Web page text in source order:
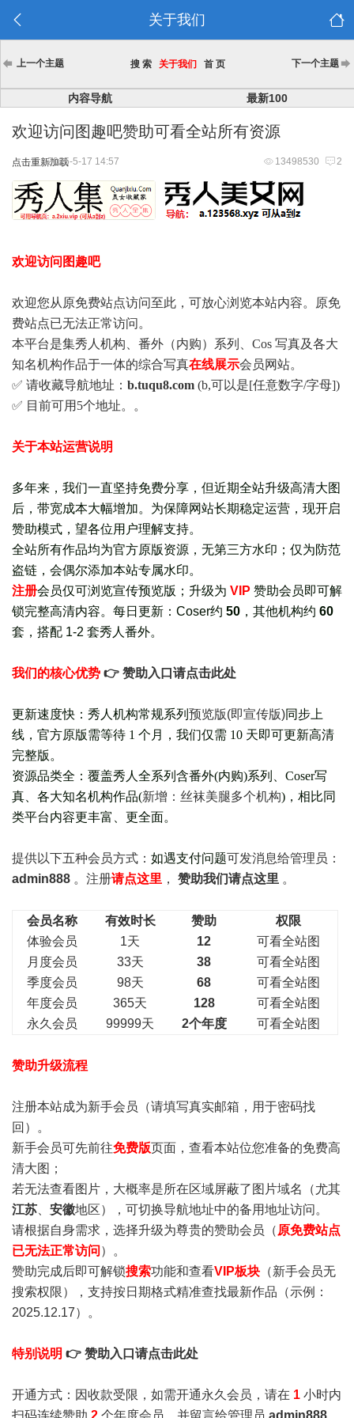
关于我们
上一个主题 搜 索 关于我们 首 页 下一个主题
内容导航 最新100
欢迎访问图趣吧赞助可看全站所有资源
点击重新加载 13498530 2
2025-5-17 14:57
欢迎访问图趣吧
欢迎您从原免费站点访问至此，可放心浏览本站内容。原免
费站点已无法正常访问。
本平台是集秀人机构、番外（内购）系列、Cos 写真及各大
知名机构作品于一体的综合写真在线展示会员网站。
✅ 请收藏导航地址： b.tuqu8.com (b,可以是[任意数字/字母])
✅ 目前可用5个地址。。
关于本站运营说明
多年来，我们一直坚持免费分享，但近期全站升级高清大图
后，带宽成本大幅增加。为保障网站长期稳定运营，现开启
赞助模式，望各位用户理解支持。
全站所有作品均为官方原版资源，无第三方水印；仅为防范
盗链，会偶尔添加本站专属水印。
注册会员仅可浏览宣传预览版 ； 升级为 VIP 赞助会员即可解
锁完整高清内容。每日更新： Coser约 50 ，其他机构约 60
套， 搭配 1-2 套秀人番外。
我们的核心优势 👉 赞助入口请点击此处
更新速度快：秀人机构常规系列 预览版(即宣传版)同步上
线，官方原版需等待 1 个月，我们仅需 10 天即可更新高清
完整版。
资源品类全：覆盖秀人全系列含番外(内购)系列、Coser写
真、各大知名机构作品(新增：丝袜美腿多个机构)，相比同
类平台内容更丰富、更全面。
提供以下五种会员方式： 如遇支付问题可发消息给管理员：
admin888 。注册请点这里 ， 赞助我们请点这里 。
会员名称 有效时长 赞助
权限
体验会员
1天 12
可看全站图
月度会员
33天 38
可看全站图
季度会员
98天 68
可看全站图
年度会员
365天 128
可看全站图
永久会员
99999天 2个年度 可看全站图
赞助升级流程
注册本站成为新手会员 （请填写真实邮箱，用于密码找
回）。
新手会员可先前往免费版页面，查看本站位您准备的免费高
清大图；
若无法查看图片，大概率是所在区域屏蔽了图片域名（尤其
江苏
安徽地区），可切换导航地址中的备用地址访问。
请根据自身需求，选择升级为尊贵的赞助会员（ 原免费站点
已无法正常访问 ）。
赞助完成后即可解锁搜索功能和查看VIP板块 （新手会员无
搜索权限），支持按日期格式精准查找最新作品（示例：
2025.12.17）。
特别说明 👉 赞助入口请点击此处
开通方式：因收款受限，如需开通永久会员，请在 1 小时内
扫码连续赞助 2 个年度会员，并留言给管理员 admin888